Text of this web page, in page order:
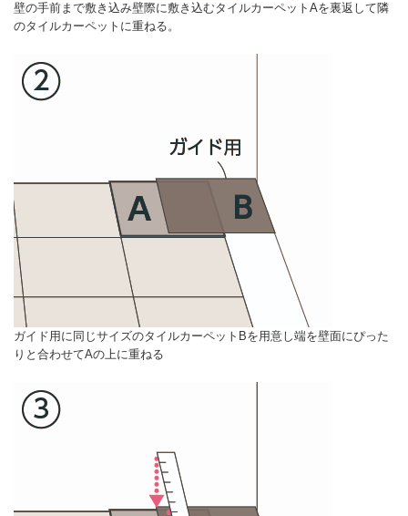
壁の手前まで敷き込み壁際に敷き込むタイルカーペットAを裏返して隣
のタイルカーペットに重ねる。
ガイド用に同じサイズのタイルカーペットBを用意し端を壁面にぴった
りと合わせてAの上に重ねる